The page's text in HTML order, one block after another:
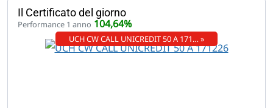
Il Certificato del giorno
Performance 1 anno 104,64%
UCH CW CALL UNICREDIT 50 A 171… »